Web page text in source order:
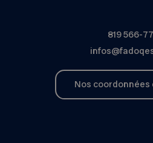
819 566-
Nos coordonnées